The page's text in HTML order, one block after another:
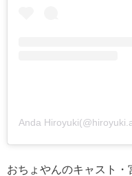
Anda
おちょやんのキャスト・